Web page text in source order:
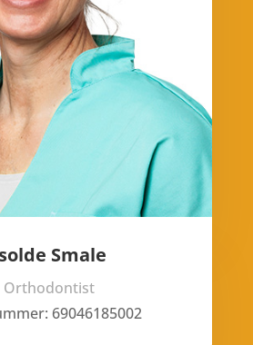
Smale
Orthodontist
69046185002